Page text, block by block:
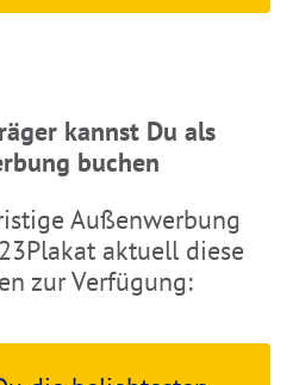
kannst Du als
buchen
Außenwerbung
aktuell diese
zur Verfügung: